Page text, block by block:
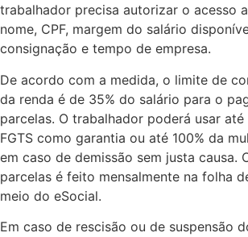
trabalhador precisa autorizar o acesso
nome, CPF, margem do salário
consignação e tempo de empresa.
De acordo com a medida, o limite de
da renda é de 35% do salário para o
parcelas. O trabalhador poderá usar
FGTS como garantia ou até 100% da
em caso de demissão sem justa causa.
parcelas é feito mensalmente na folha
meio do eSocial.
Em caso de rescisão ou de suspensão